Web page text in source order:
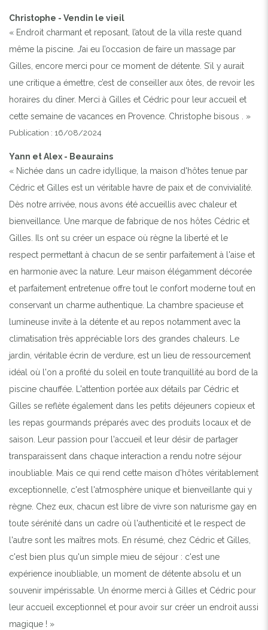
Christophe - Vendin le vieil
« Endroit charmant et reposant, l’atout de la villa reste quand
même la piscine. J’ai eu l’occasion de faire un massage par
Gilles, encore merci pour ce moment de détente. S’il y aurait
une critique a émettre, c’est de conseiller aux ôtes, de revoir les
horaires du dîner. Merci à Gilles et Cédric pour leur accueil et
cette semaine de vacances en Provence. Christophe bisous . »
Publication : 16/08/2024
Yann et Alex - Beaurains
« Nichée dans un cadre idyllique, la maison d'hôtes tenue par
Cédric et Gilles est un véritable havre de paix et de convivialité.
Dès notre arrivée, nous avons été accueillis avec chaleur et
bienveillance. Une marque de fabrique de nos hôtes Cédric et
Gilles. Ils ont su créer un espace où règne la liberté et le
respect permettant à chacun de se sentir parfaitement à l'aise et
en harmonie avec la nature. Leur maison élégamment décorée
et parfaitement entretenue offre tout le confort moderne tout en
conservant un charme authentique. La chambre spacieuse et
lumineuse invite à la détente et au repos notamment avec la
climatisation très appréciable lors des grandes chaleurs. Le
jardin, véritable écrin de verdure, est un lieu de ressourcement
idéal où l'on a profité du soleil en toute tranquillité au bord de la
piscine chauffée. L'attention portée aux détails par Cédric et
Gilles se reflète également dans les petits déjeuners copieux et
les repas gourmands préparés avec des produits locaux et de
saison. Leur passion pour l'accueil et leur désir de partager
transparaissent dans chaque interaction a rendu notre séjour
inoubliable. Mais ce qui rend cette maison d'hôtes véritablement
exceptionnelle, c'est l'atmosphère unique et bienveillante qui y
règne. Chez eux, chacun est libre de vivre son naturisme gay en
toute sérénité dans un cadre où l'authenticité et le respect de
l'autre sont les maîtres mots. En résumé, chez Cédric et Gilles,
c'est bien plus qu'un simple mieu de séjour : c'est une
expérience inoubliable, un moment de détente absolu et un
souvenir impérissable. Un énorme merci à Gilles et Cédric pour
leur accueil exceptionnel et pour avoir sur créer un endroit aussi
magique ! »